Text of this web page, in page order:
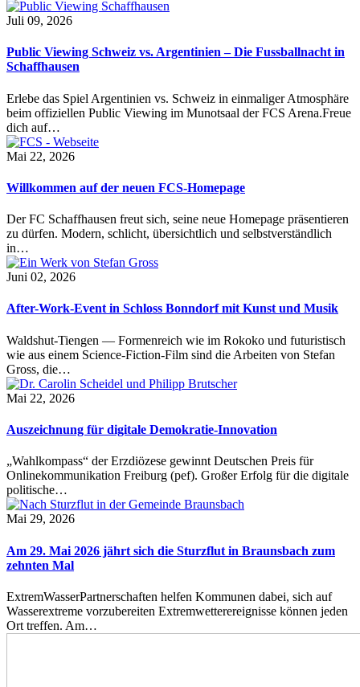
Juli 09, 2026
Public Viewing Schweiz vs. Argentinien – Die Fussballnacht in
Schaffhausen
Erlebe das Spiel Argentinien vs. Schweiz in einmaliger Atmosphäre
beim offiziellen Public Viewing im Munotsaal der FCS Arena.Freue
dich auf…
Mai 22, 2026
Willkommen auf der neuen FCS-Homepage
Der FC Schaffhausen freut sich, seine neue Homepage präsentieren
zu dürfen. Modern, schlicht, übersichtlich und selbstverständlich
in…
Juni 02, 2026
After-Work-Event in Schloss Bonndorf mit Kunst und Musik
Waldshut-Tiengen — Formenreich wie im Rokoko und futuristisch
wie aus einem Science-Fiction-Film sind die Arbeiten von Stefan
Gross, die…
Mai 22, 2026
Auszeichnung für digitale Demokratie-Innovation
„Wahlkompass“ der Erzdiözese gewinnt Deutschen Preis für
Onlinekommunikation Freiburg (pef). Großer Erfolg für die digitale
politische…
Mai 29, 2026
Am 29. Mai 2026 jährt sich die Sturzflut in Braunsbach zum
zehnten Mal
ExtremWasserPartnerschaften helfen Kommunen dabei, sich auf
Wasserextreme vorzubereiten Extremwetterereignisse können jeden
Ort treffen. Am…